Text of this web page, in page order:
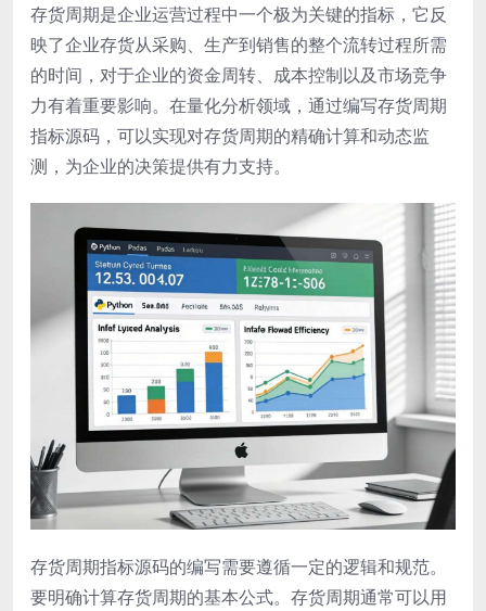
存货周期是企业运营过程中一个极为关键的指标，它反
映了企业存货从采购、生产到销售的整个流转过程所需
的时间，对于企业的资金周转、成本控制以及市场竞争
力有着重要影响。在量化分析领域，通过编写存货周期
指标源码，可以实现对存货周期的精确计算和动态监
测，为企业的决策提供有力支持。
存货周期指标源码的编写需要遵循一定的逻辑和规范。
要明确计算存货周期的基本公式。存货周期通常可以用